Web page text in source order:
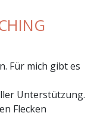
Für mich gibt es
Unterstützung.
Flecken